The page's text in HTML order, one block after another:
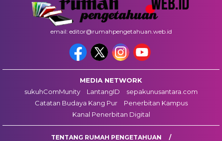
email: editor@rumahpengetahuan.web.id
MEDIA NETWORK
sukuhComMunity
LantangID
sepakunusantara.com
Catatan Budaya Kang Pur
Penerbitan Kampus
Kanal Penerbitan Digital
TENTANG RUMAH PENGETAHUAN